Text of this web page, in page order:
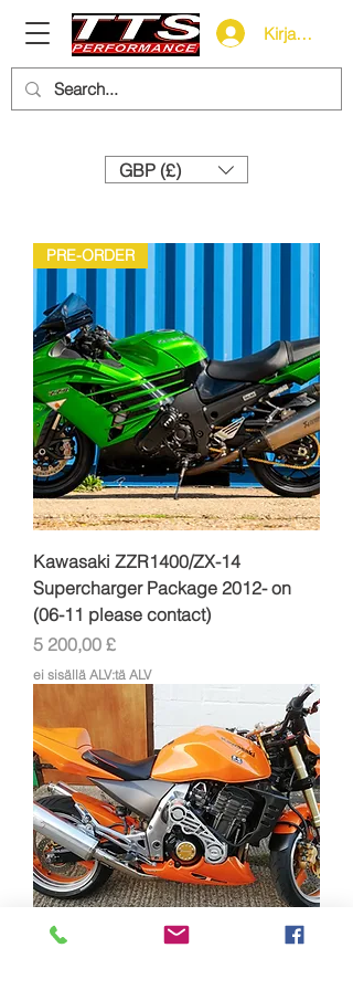
Kirjaudu
GBP (£)
PRE-ORDER
Kawasaki ZZR1400/ZX-14
Supercharger Package 2012- on
(06-11 please contact)
Hinta
5 200,00 £
ei sisällä ALV:tä ALV